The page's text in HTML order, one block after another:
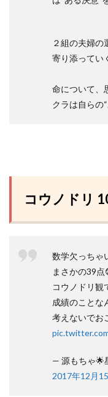
２組の夫婦の
寄り添ってい
命について、
クラは自らの
コウノドリ
数学欠っちゃ
まさかの39点
コウノドリ観
成績のことな
考えないでお
— 源もちゃ🌟
2017年12月